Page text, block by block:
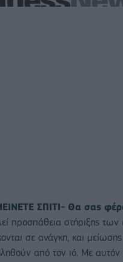
ΣΠΙΤΙ- Θα σας
προσπάθεια στήριξης
σε ανάγκη, και
από τον ιό. Με αυτόν